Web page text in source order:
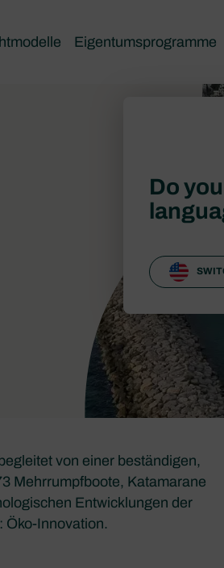
Eigentumsprogramme
von einer beständigen,
Mehrrumpfboote, Katamarane
Entwicklungen der
Öko-Innovation.
Do